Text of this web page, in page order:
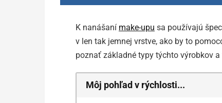
K nanášaní make-upu sa používajú
v len tak jemnej vrstve, ako by to
poznať základné typy týchto výrobkov
Môj pohľad v rýchlosti...